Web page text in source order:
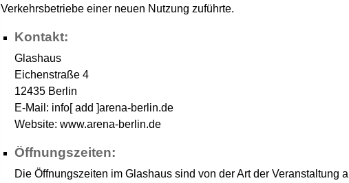
Verkehrsbetriebe einer neuen Nutzung zuführte.
Kontakt:
Glashaus
Eichenstraße 4
12435 Berlin
E-Mail: info[ add ]arena-berlin.de
Website: www.arena-berlin.de
Öffnungszeiten:
Die Öffnungszeiten im Glashaus sind von der Art der Veranstaltung